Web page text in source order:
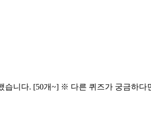
습니다. [50개~] ※ 다른 퀴즈가 궁금하다